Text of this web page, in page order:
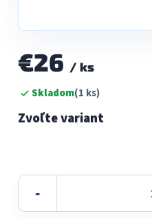
€26 / ks
Jednotková
cena:Skladom(1 ks)